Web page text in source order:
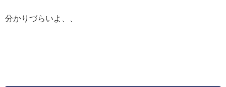
分かりづらいよ、、